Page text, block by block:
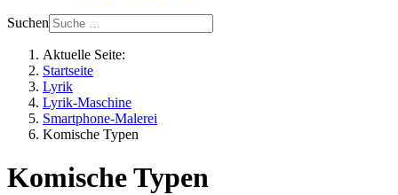
Suchen
Aktuelle Seite:
Startseite
Lyrik
Lyrik-Maschine
Smartphone-Malerei
Komische Typen
Komische Typen